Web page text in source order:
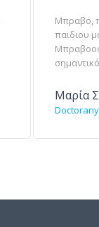
Μπραβο,
παιδιου
Μαρία Σ